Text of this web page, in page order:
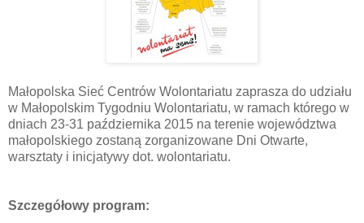
Małopolska Sieć Centrów Wolontariatu zaprasza do udziału
w Małopolskim Tygodniu Wolontariatu, w ramach którego w
dniach 23-31 października 2015 na terenie województwa
małopolskiego zostaną zorganizowane Dni Otwarte,
warsztaty i inicjatywy dot. wolontariatu.
Szczegółowy program: